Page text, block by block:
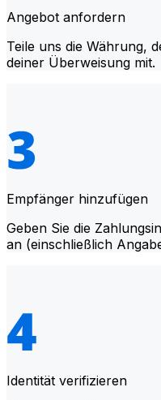
Angebot anfordern
Teile uns die Währung,
deiner Überweisung mit.
Empfänger hinzufügen
Geben Sie die
an (einschließlich
Identität verifizieren